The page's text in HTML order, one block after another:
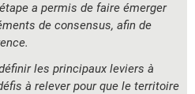
a permis de faire émerger
de consensus, afin de
les principaux leviers à
à relever pour que le territoire